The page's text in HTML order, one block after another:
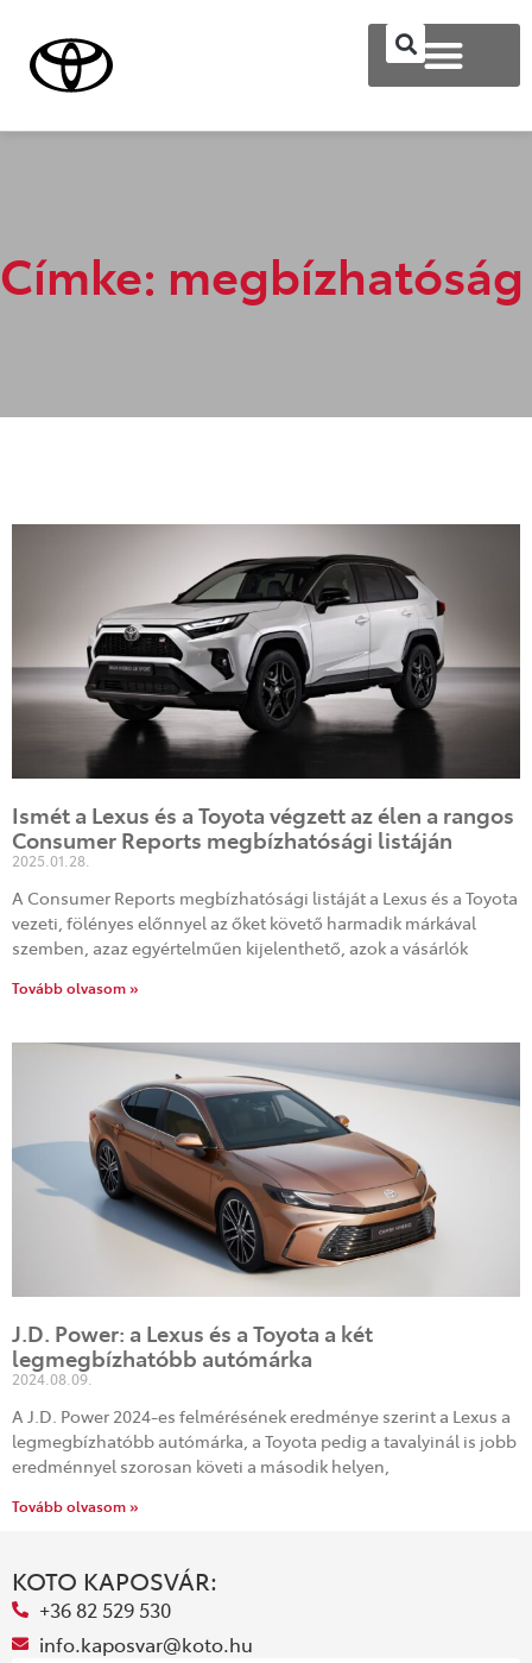
Címke: megbízhatóság
Ismét a Lexus és a Toyota végzett az élen a rangos
Consumer Reports megbízhatósági listáján
2025.01.28.
A Consumer Reports megbízhatósági listáját a Lexus és a Toyota
vezeti, fölényes előnnyel az őket követő harmadik márkával
szemben, azaz egyértelműen kijelenthető, azok a vásárlók
Tovább olvasom »
J.D. Power: a Lexus és a Toyota a két
legmegbízhatóbb autómárka
2024.08.09.
A J.D. Power 2024-es felmérésének eredménye szerint a Lexus a
legmegbízhatóbb autómárka, a Toyota pedig a tavalyinál is jobb
eredménnyel szorosan követi a második helyen,
Tovább olvasom »
KOTO KAPOSVÁR:
+36 82 529 530
info.kaposvar@koto.hu